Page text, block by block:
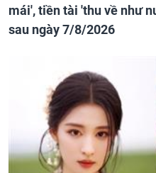
mái', tiền tài 'thu về như
sau ngày 7/8/2026